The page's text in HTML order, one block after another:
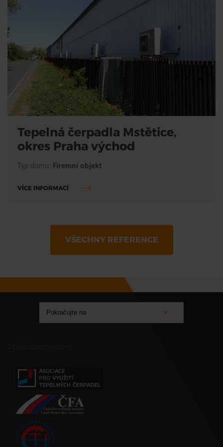
Tepelná čerpadla Mstětice,
okres Praha východ
Typ domu: Firemní objekt
VÍCE INFORMACÍ
VŠECHNY REFERENCE